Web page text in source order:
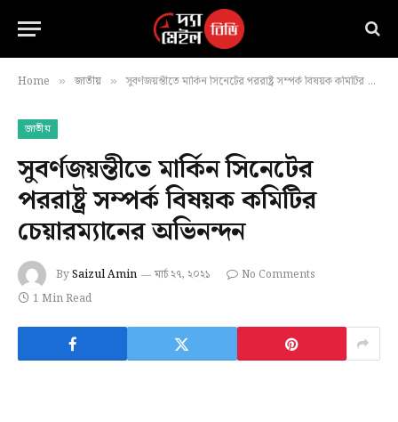
Home » জাতীয় » সুবর্ণজয়ন্তীতে মার্কিন সিনেটের পররাষ্ট্র সম্পর্ক বিষয়ক কমিটির চেয়ারম্যানের অভিনন্দন
জাতীয়
সুবর্ণজয়ন্তীতে মার্কিন সিনেটের
পররাষ্ট্র সম্পর্ক বিষয়ক কমিটির
চেয়ারম্যানের অভিনন্দন
BySaizul Amin মার্চ ২৭, ২০২১
No Comments
1 Min Read